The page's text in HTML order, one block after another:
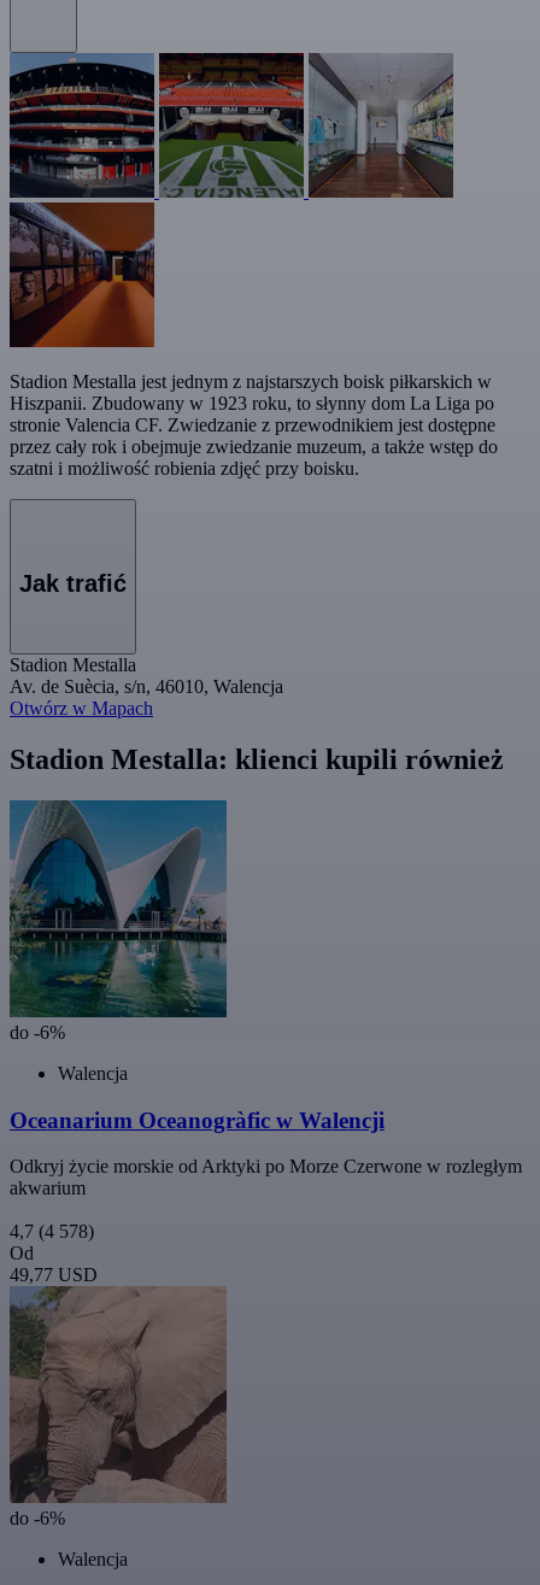
Stadion Mestalla jest jednym z najstarszych boisk piłkarskich w
Hiszpanii. Zbudowany w 1923 roku, to słynny dom La Liga po
stronie Valencia CF. Zwiedzanie z przewodnikiem jest dostępne
przez cały rok i obejmuje zwiedzanie muzeum, a także wstęp do
szatni i możliwość robienia zdjęć przy boisku.
Jak trafić
Stadion Mestalla
Av. de Suècia, s/n, 46010, Walencja
Otwórz w Mapach
Stadion Mestalla: klienci kupili również
do -6%
Walencja
Oceanarium Oceanogràfic w Walencji
Odkryj życie morskie od Arktyki po Morze Czerwone w rozległym
akwarium
4,7 (4 578)
Od
49,77 USD
do -6%
Walencja